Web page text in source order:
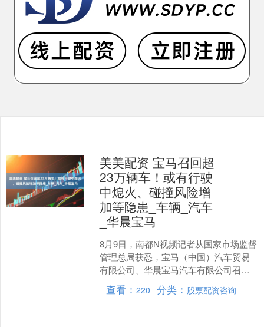
美美配资 宝马召回超
23万辆车！或有行驶
中熄火、碰撞风险增
加等隐患_车辆_汽车
_华晨宝马
8月9日，南都N视频记者从国家市场监督
管理总局获悉，宝马（中国）汽车贸易
有限公司、华晨宝马汽车有限公司召回
合计超23万辆的进口及国产汽车。 召回
汽车。 8月8日....
查看：220 分类： 股票配资咨询